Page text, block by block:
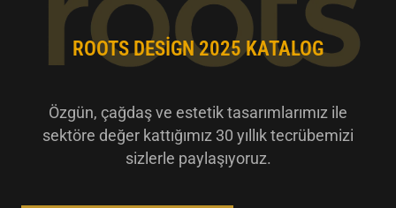
ROOTS DESIGN 2025 KATALOG
Özgün, çağdaş ve estetik tasarımlarımız ile
sektöre değer kattığımız 30 yıllık tecrübemizi
sizlerle paylaşıyoruz.